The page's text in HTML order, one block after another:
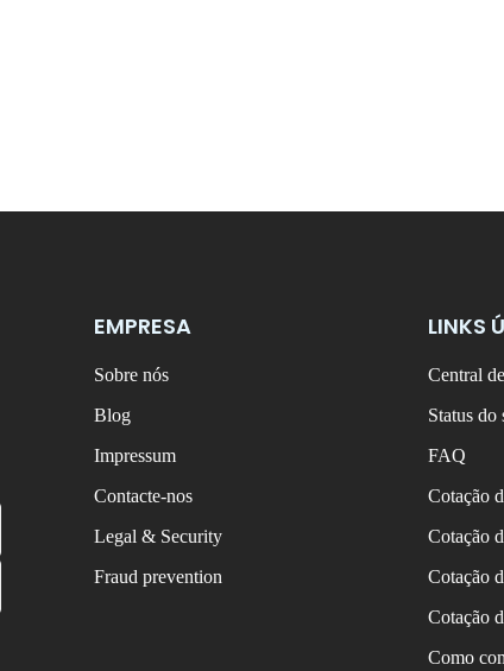
EMPRESA
Sobre nós
Blog
Impressum
Contacte-nos
Legal & Security
Fraud prevention
LINKS
Central
Status do
FAQ
Cotação
Cotação
Cotação
Cotação
Como